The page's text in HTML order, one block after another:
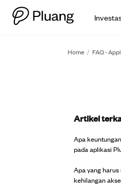
Home / FAQ -
Artikel
Apa
pada aplikasi
Apa yang
kehilangan